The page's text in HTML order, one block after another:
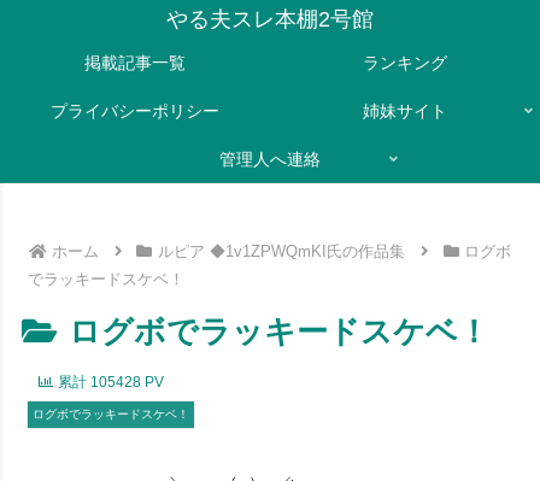
やる夫スレ本棚2号館
掲載記事一覧 ランキング
プライバシーポリシー 姉妹サイト
管理人へ連絡
ホーム ルピア ◆1v1ZPWQmKI氏の作品集
ログボ
でラッキードスケベ！
ログボでラッキードスケベ！
累計 105428 PV
ログボでラッキードスケベ！